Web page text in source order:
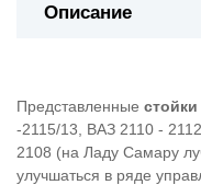
Описание
Представленные
-2115/13, ВАЗ 2110 -
2108 (на Ладу Самару
улучшаться в ряде